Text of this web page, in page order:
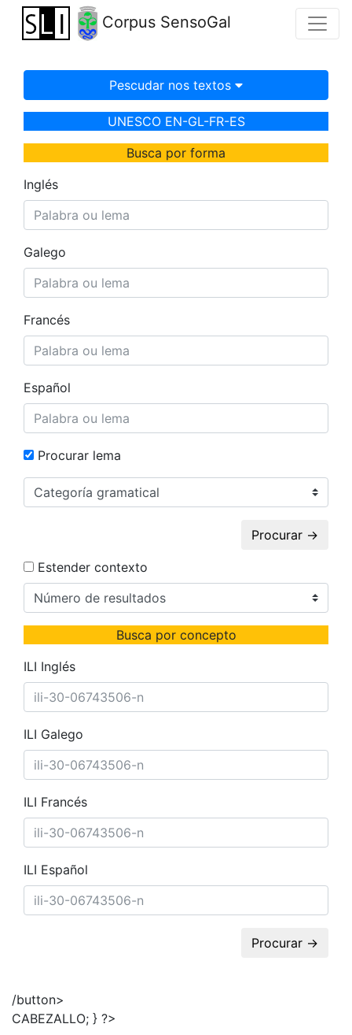
Corpus SensoGal
Pescudar nos textos
UNESCO EN-GL-FR-ES
Busca por forma
Inglés
Galego
Francés
Español
Procurar lema
Procurar →
Estender contexto
Busca por concepto
ILI Inglés
ILI Galego
ILI Francés
ILI Español
Procurar →
/button>
CABEZALLO; } ?>